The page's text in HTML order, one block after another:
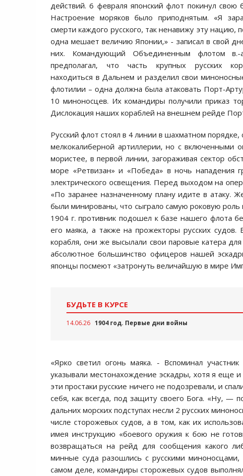
действий. 6 февраля японский флот покинул свою
Настроение моряков было приподнятым. «Я
смерти каждого русского, так ненавижу эту нацию,
одна мешает величию Японии,» - записал в свой
них. Командующий Объединенным флотом
предполагал, что часть крупных русских
находиться в Дальнем и разделил свои
флотилии – одна должна была атаковать Порт-
10 миноносцев. Их командиры получили приказ
Дислокация наших кораблей на внешнем рейде
Русский флот стоял в 4 линии в шахматном
мелкокалиберной артиллерии, но с включенными
мористее, в первой линии, загораживая сектор
море «Ретвизан» и «Победа» в ночь нападения
электрического освещения. Перед выходом на
«По заранее назначенному плану идите в атаку.
были минированы, что сыграло самую роковую
1904 г. противник подошел к базе нашего флота
его маяка, а также на прожекторы русских
корабля, они же высылали свои паровые катера
абсолютное большинство офицеров нашей
японцы посмеют «затронуть величайшую в мире
БУДЬТЕ В КУРСЕ
14.06.26 1904 год. Первые дни войны
«Ярко светил огонь маяка. - Вспоминал
указывали местонахождение эскадры, хотя я еще
эти простаки русские ничего не подозревали, и
себя, как всегда, под защиту своего Бога. «Ну,
дальних морских подступах несли 2 русских
числе сторожевых судов, а в том, как их
имея инструкцию «боевого оружия к бою не
возвращаться на рейд для сообщения какого
минные суда разошлись с русскими
самом деле, командиры сторожевых судов